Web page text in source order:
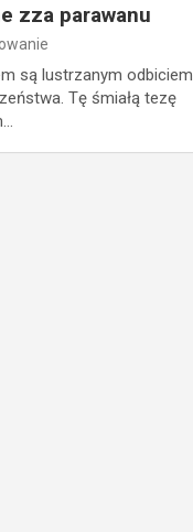
zza parawanu
są lustrzanym odbiciem
Tę śmiałą tezę